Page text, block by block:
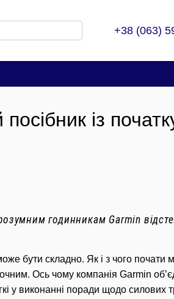
+38 (063)
із
годинникам Garmin
бути складно. Як і з чого
Ось чому компанія Garmin
у виконанні поради щодо